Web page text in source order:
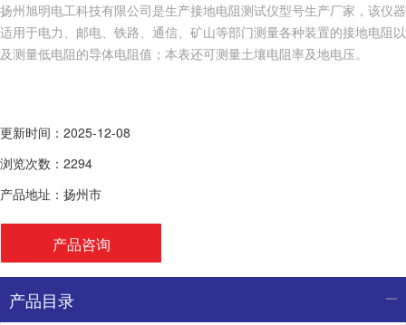
扬州旭明电工科技有限公司是生产接地电阻测试仪型号生产厂家，该仪器
适用于电力、邮电、铁路、通信、矿山等部门测量各种装置的接地电阻以
及测量低电阻的导体电阻值；本表还可测量土壤电阻率及地电压。
更新时间：2025-12-08
浏览次数：2294
产品地址：扬州市
产品咨询
产品目录